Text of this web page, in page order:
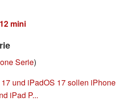
mini
Serie)
und iPadOS 17 sollen iPhone
iPad P...